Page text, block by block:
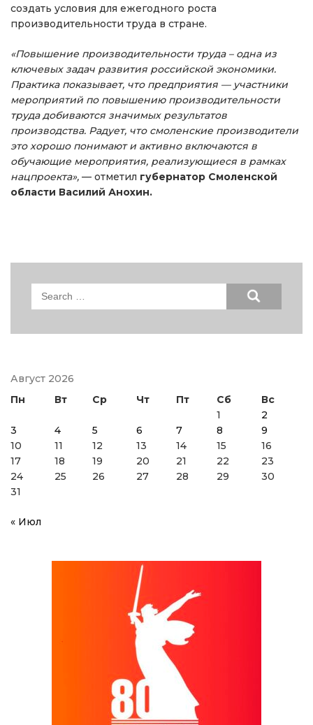
создать условия для ежегодного роста
производительности труда в стране.
«Повышение производительности труда – одна из
ключевых задач развития российской экономики.
Практика показывает, что предприятия — участники
мероприятий по повышению производительности
труда добиваются значимых результатов
производства. Радует, что смоленские производители
это хорошо понимают и активно включаются в
обучающие мероприятия, реализующиеся в рамках
нацпроекта», — отметил губернатор Смоленской
области Василий Анохин.
Search
Август 2026
Пн
Вт Ср Чт Пт Сб
Вс
1
2
3
4 5 6 7 8
9
10
11 12 13 14 15
16
17
18 19 20 21 22
23
24
25 26 27 28 29
30
31
« Июл